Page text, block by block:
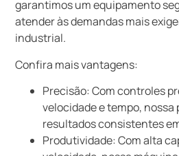
garantimos um equipamento
atender às demandas mais
industrial.
Confira mais vantagens:
Precisão: Com controles
velocidade e tempo,
resultados consistentes
Produtividade: Com alta